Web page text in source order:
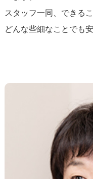
スタッフ一同、できる
どんな些細なことでも